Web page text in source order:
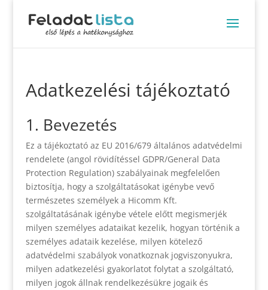
Adatkezelési tájékoztató
1. Bevezetés
Ez a tájékoztató az EU 2016/679 általános adatvédelmi
rendelete (angol rövidítéssel GDPR/General Data
Protection Regulation) szabályainak megfelelően
biztosítja, hogy a szolgáltatásokat igénybe vevő
természetes személyek a Hicomm Kft.
szolgáltatásának igénybe vétele előtt megismerjék
milyen személyes adataikat kezelik, hogyan történik a
személyes adataik kezelése, milyen kötelező
adatvédelmi szabályok vonatkoznak jogviszonyukra,
milyen adatkezelési gyakorlatot folytat a szolgáltató,
milyen jogok állnak rendelkezésükre jogaik és